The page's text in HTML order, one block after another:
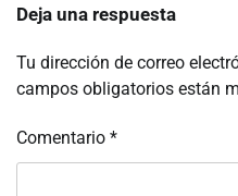
Deja una respuesta
Tu dirección de correo
campos obligatorios están
Comentario *